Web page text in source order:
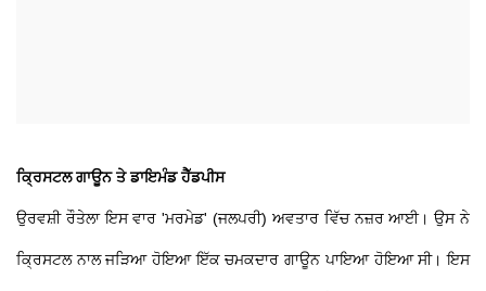
ਕ੍ਰਿਸਟਲ ਗਾਊਨ ਤੇ ਡਾਇਮੰਡ ਹੈੱਡਪੀਸ
ਉਰਵਸ਼ੀ ਰੌਤੇਲਾ ਇਸ ਵਾਰ 'ਮਰਮੇਡ' (ਜਲਪਰੀ) ਅਵਤਾਰ ਵਿੱਚ ਨਜ਼ਰ ਆਈ। ਉਸ ਨੇ
ਕ੍ਰਿਸਟਲ ਨਾਲ ਜੜਿਆ ਹੋਇਆ ਇੱਕ ਚਮਕਦਾਰ ਗਾਊਨ ਪਾਇਆ ਹੋਇਆ ਸੀ। ਇਸ